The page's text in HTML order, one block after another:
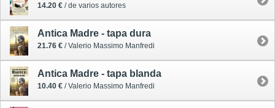
14.20 € / de varios autores
Antica Madre - tapa dura
21.76 € / Valerio Massimo Manfredi
Antica Madre - tapa blanda
10.40 € / Valerio Massimo Manfredi